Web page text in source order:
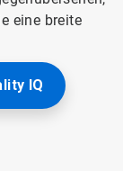
eine breite
IQ